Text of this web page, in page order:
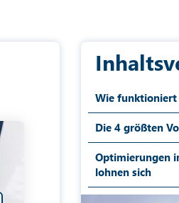
Wie funktioniert
Die 4 größten
Optimierungen
lohnen sich